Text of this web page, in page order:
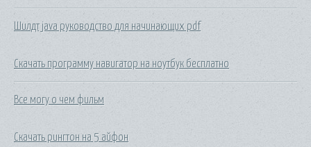
Шилдт java руководство для начинающих pdf
Скачать программу навигатор на ноутбук бесплатно
Все могу о чем фильм
Скачать рингтон на 5 айфон